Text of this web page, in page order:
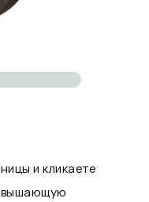
и кликаете